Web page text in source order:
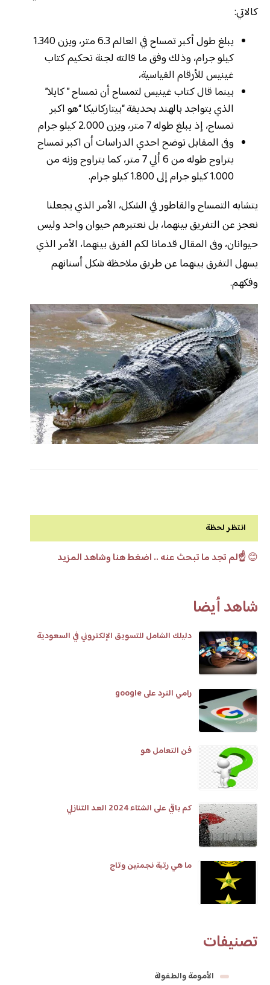
كالاتي:
يبلغ طول أكبر تمساح في العالم 6.3 متر، ويزن 1.340
كيلو جرام، وذلك وفق ما قالته لجنة تحكيم كتاب
غينيس للأرقام القياسية،
بينما قال كتاب غينيس لتمساح أن تمساح ” كايلا”
الذي يتواجد بالهند بحديقة “بيتاركانيكا “هو اكبر
تمساح، إذ يبلغ طوله 7 متر، ويزن 2.000 كيلو جرام
وفى المقابل توضح احدي الدراسات أن اكبر تمساح
يتراوح طوله من 6 ألي 7 متر، كما يتراوح وزنه من
1.000 كيلو جرام إلى 1.800 كيلو جرام.
يتشابه التمساح والقاطور في الشكل، الأمر الذي يجعلنا
نعجز عن التفريق بينهما، بل نعتبرهم حيوان واحد وليس
حيوانان، وفى المقال قدمانا لكم الفرق بينهما، الأمر الذي
يسهل التفرق بينهما عن طريق ملاحظة شكل أسنانهم
وفكهم.
انتظر لحظة
😊☝️لم تجد ما تبحث عنه .. اضغط هنا وشاهد المزيد
شاهد أيضا
دليلك الشامل للتسويق الإلكتروني في السعودية
رامي النرد على google
فن التعامل هو
كم باقي على الشتاء 2024 العد التنازلي
ما هي رتبة نجمتين وتاج
تصنيفات
الأمومة والطفولة